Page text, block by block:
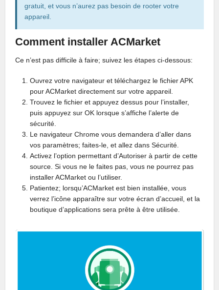
gratuit, et vous n’aurez pas besoin de rooter votre
appareil.
Comment installer ACMarket
Ce n’est pas difficile à faire; suivez les étapes ci-dessous:
Ouvrez votre navigateur et téléchargez le fichier APK
pour ACMarket directement sur votre appareil.
Trouvez le fichier et appuyez dessus pour l’installer,
puis appuyez sur OK lorsque s’affiche l’alerte de
sécurité.
Le navigateur Chrome vous demandera d’aller dans
vos paramètres; faites-le, et allez dans Sécurité.
Activez l’option permettant d’Autoriser à partir de cette
source. Si vous ne le faites pas, vous ne pourrez pas
installer ACMarket ou l’utiliser.
Patientez; lorsqu’ACMarket est bien installée, vous
verrez l’icône apparaître sur votre écran d’accueil, et la
boutique d’applications sera prête à être utilisée.